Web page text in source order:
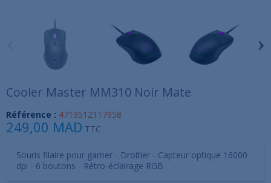
›
Cooler Master MM310 Noir Mate
Référence : 4719512117958
249,00 MAD TTC
Souris filaire pour gamer - Droitier - Capteur optique 16000
dpi - 6 boutons - Rétro-éclairage RGB